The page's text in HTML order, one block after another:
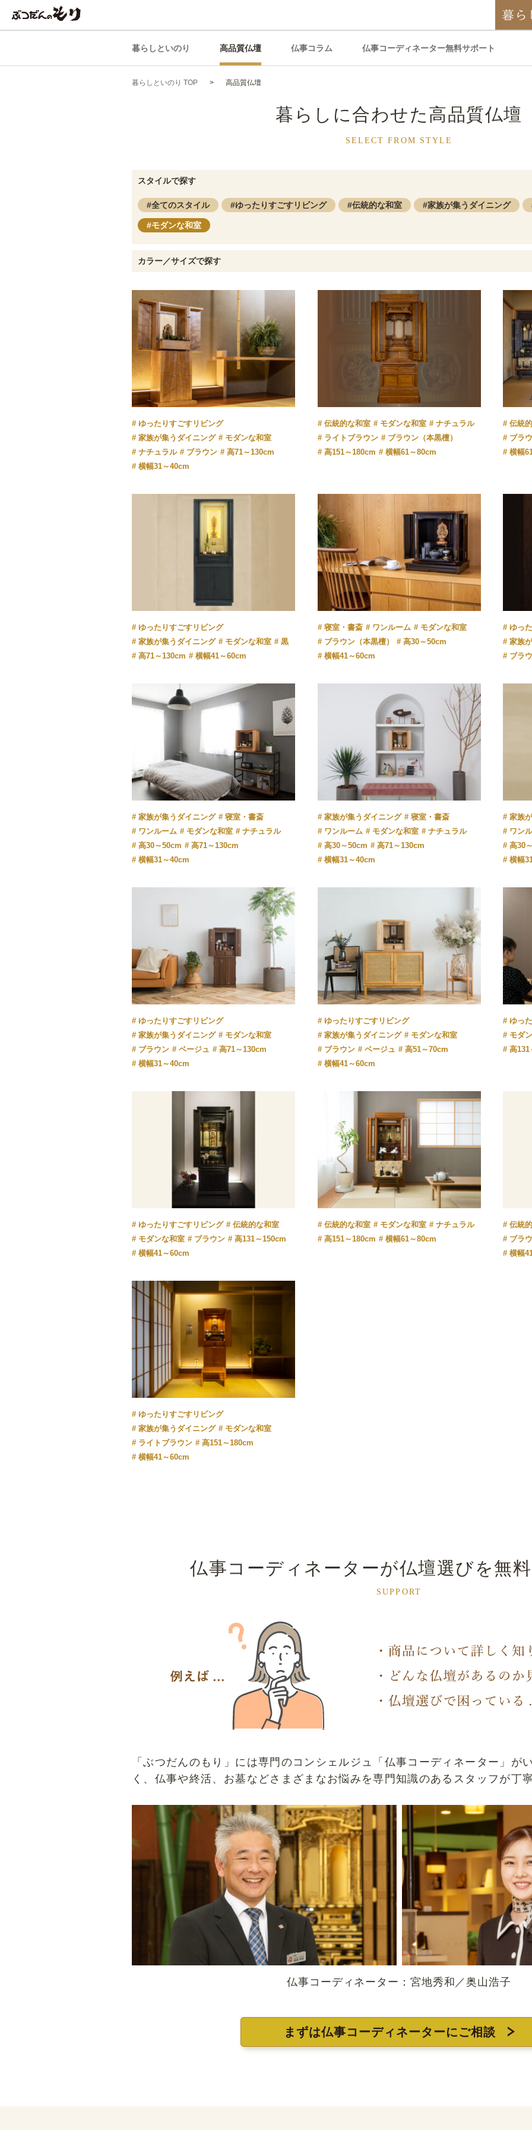
暮らしといのり 高品質仏壇 仏事コラム 仏事コーディネーター無料サポート
暮らしといのり TOP 高品質仏壇
暮らしに合わせた 高品質仏壇
SELECT FROM STYLE
スタイルで探す
全てのスタイル ゆったりすごすリビング 伝統的な和室 家族が集うダイニング
モダンな和室
カラー／サイズで探す
ゆったりすごすリビング
家族が集うダイニング
モダンな和室
ナチュラル
ブラウン
高71～130cm
横幅31～40cm
伝統的な和室 モダンな和室
ナチュラル
ライトブラウン
ブラウン（本黒檀）
高151～180cm
横幅61～80cm
伝統
ブラ
横幅
ゆったりすごすリビング
家族が集うダイニング
モダンな和室
黒
高71～130cm
横幅41～60cm
寝室・書斎 ワンルーム
モダンな和室
ブラウン（本黒檀）
高30～50cm
横幅41～60cm
ゆっ
家族
ブラ
家族が集うダイニング
寝室・書斎
ワンルーム
モダンな和室
ナチュラル
高30～50cm
高71～130cm
横幅31～40cm
家族が集うダイニング
寝室・書斎
ワンルーム
モダンな和室
ナチュラル
高30～50cm
高71～130cm
横幅31～40cm
家族
ワン
高30
横幅
ゆったりすごすリビング
家族が集うダイニング
モダンな和室
ブラウン
ベージュ
高71～130cm
横幅31～40cm
ゆったりすごすリビング
家族が集うダイニング
モダンな和室
ブラウン
ベージュ
高51～70cm
横幅41～60cm
ゆっ
モダ
高131
ゆったりすごすリビング
伝統的な和室
モダンな和室
ブラウン
高131～150cm
横幅41～60cm
伝統的な和室 モダンな和室
ナチュラル
高151～180cm
横幅61～80cm
伝統
ブラ
横幅
ゆったりすごすリビング
家族が集うダイニング
モダンな和室
ライトブラウン
高151～180cm
横幅41～60cm
仏事コーディネーターが仏壇選びを無
SUPPORT
「ぶつだんのもり」には専門のコンシェルジュ「仏事コーディネーター」が
く、仏事や終活、お墓などさまざまなお悩みを専門知識のあるスタッフが丁
仏事コーディネーター：宮地秀和／奥山浩子
まずは仏事コーディネーターにご相談